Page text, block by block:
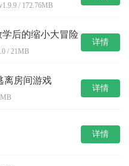
/ 172.76MB
学后的缩小大冒险
/ 21MB
详情
离房间游戏
详情
详情